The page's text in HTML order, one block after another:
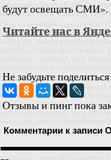
будут освещать СМИ».
Читайте нас в
Не забудьте
Отзывы и пинг пока
Комментарии к записи